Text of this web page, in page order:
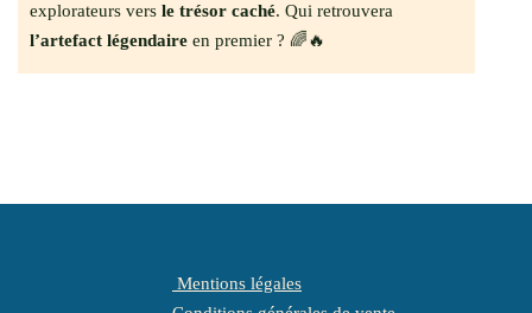
explorateurs vers le trésor caché. Qui retrouvera
l’artefact légendaire en premier ? 🌈🔥
Mentions légales